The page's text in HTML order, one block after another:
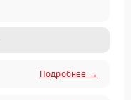
Подробнее →